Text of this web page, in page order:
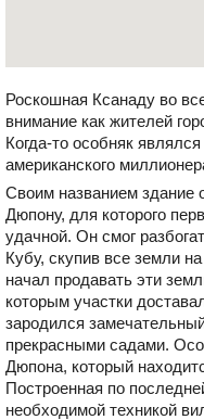
Роскошная Ксанаду во
внимание как жителей
Когда-то особняк
американского
Своим названием здание
Дюпону, для которого
удачной. Он смог
Кубу, скупив все земли
начал продавать эти
которым участки
зародился
прекрасными садами.
Дюпона, который
Построенная по
необходимой техникой